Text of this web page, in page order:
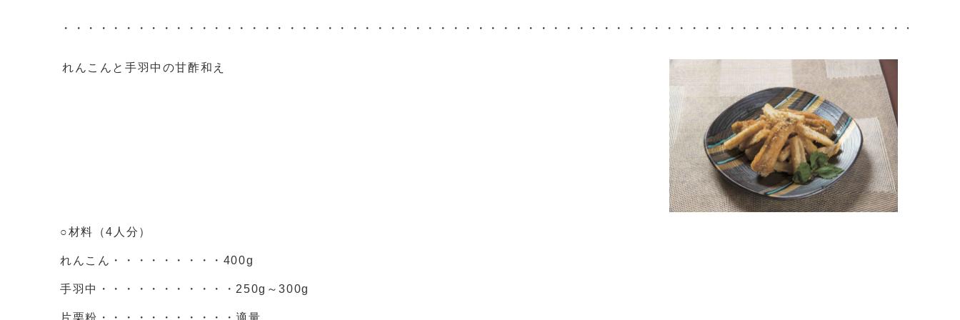
・・・・・・・・・・・・・・・・・・・・・・・・・・・・・・・・・・・・・・・・・・・・・・・・・・・・・・・・・・・・・・・・・・・・・・
れんこんと手羽中の甘酢和え
○材料（4人分）
れんこん・・・・・・・・・400g
手羽中・・・・・・・・・・・250g～300g
片栗粉・・・・・・・・・・・適量